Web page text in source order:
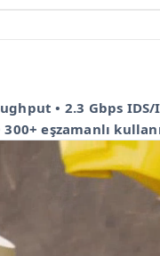
• 2.3 Gbps IDS/
300+ eşzamanlı